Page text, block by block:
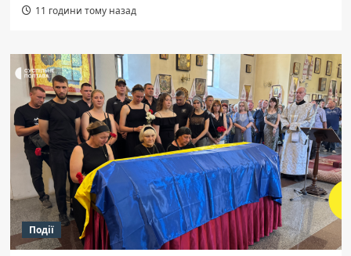
11 години тому назад
Події